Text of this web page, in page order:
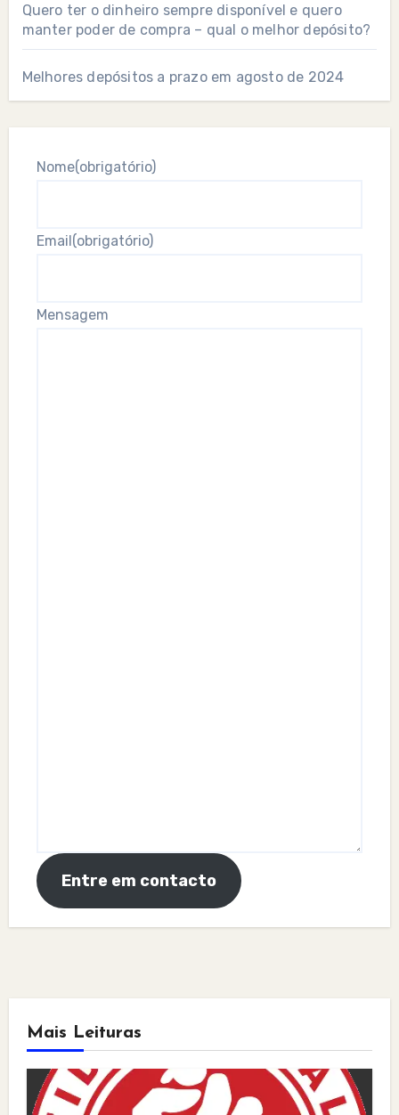
Quero ter o dinheiro sempre disponível e quero
manter poder de compra – qual o melhor depósito?
Melhores depósitos a prazo em agosto de 2024
Nome(obrigatório)
Email(obrigatório)
Mensagem
Entre em contacto
Mais Leituras